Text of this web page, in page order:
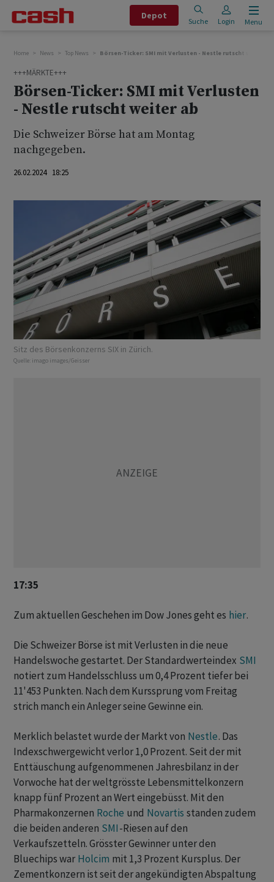
Depot
Suche Login Menu
Home News Top News Börsen-Ticker: SMI mit Verlusten - Nestle rutscht weiter ab
+++MÄRKTE+++
Börsen-Ticker: SMI mit Verlusten
- Nestle rutscht weiter ab
Die Schweizer Börse hat am Montag
nachgegeben.
26.02.2024 18:25
Sitz des Börsenkonzerns SIX in Zürich.
Quelle: imago images/Geisser
17:35
Zum aktuellen Geschehen im Dow Jones geht es hier.
Die Schweizer Börse ist mit Verlusten in die neue
Handelswoche gestartet. Der Standardwerteindex SMI
notiert zum Handelsschluss um 0,4 Prozent tiefer bei
11'453 Punkten. Nach dem Kurssprung vom Freitag
strich manch ein Anleger seine Gewinne ein.
Merklich belastet wurde der Markt von Nestle. Das
Indexschwergewicht verlor 1,0 Prozent. Seit der mit
Enttäuschung aufgenommenen Jahresbilanz in der
Vorwoche hat der weltgrösste Lebensmittelkonzern
knapp fünf Prozent an Wert eingebüsst. Mit den
Pharmakonzernen Roche und Novartis standen zudem
die beiden anderen SMI-Riesen auf den
Verkaufszetteln. Grösster Gewinner unter den
Bluechips war Holcim mit 1,3 Prozent Kursplus. Der
Zementkonzern ist seit der angekündigten Abspaltung